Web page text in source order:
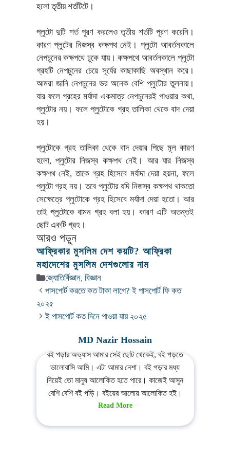
হলো তৃতীয় শর্তটিটে।
প্লুটো দুটি শর্ত পূরণ করলেও তৃতীয় শর্তটি পূরণ করেনি।
কারণ প্লুটের নিজস্ব কক্ষপথ নেই। প্লুটো আবর্তনকালে
নেপচুনের কক্ষপথে ঢুকে যায়। কক্ষপথে আবর্তনকালে প্লুটো
গ্রহটি নেপচুনের চেয়ে সূর্যের কাছাকাছি অবস্থান করে।
আমরা জানি নেপচুনের ভর অনেক বেশি প্লুটোর তুলনায়।
যার ফলে গ্রহের মর্যাদা একমাত্র নেপচুনেরই পাওয়ার কথা,
প্লুটোর নয়। ফলে প্লুটোকে গ্রহ তালিকা থেকে বাদ দেয়া
হয়।
প্লুটোকে গ্রহ তালিকা থেকে বাদ দেয়ার পিছে মূল কারণ
হলো, প্লুটোর নিজস্ব কক্ষপথ নেই। আর যার নিজস্ব
কক্ষপথ নেই, তাকে গ্রহ হিসেবে মর্যাদা দেয়া হয়না, ফলে
প্লুটো গ্রহ নয়। তবে প্লুটোর যদি নিজস্ব কক্ষপথ থাকতো
সেক্ষেত্রে প্লুটোকে গ্রহ হিসেবে মর্যাদা দেয়া হতো। আর
তাই প্লুটোকে বামন গ্রহ বলা হয়। কারণ এটি অতন্তই
ছোট একটি গ্রহ।
আরও পড়ুন
আফ্রিকার মুসলিম দেশ কয়টি? আফ্রিকা
মহাদেশের মুসলিম দেশগুলোর নাম
Categories
জ্যোতির্বিজ্ঞান, বিজ্ঞান
পাসপোর্ট করতে কত টাকা লাগে? ই পাসপোর্ট ফি কত
২০২৫
ই পাসপোর্ট কত দিনে পাওয়া যায় ২০২৫
MD Nazir Hossain
বই পড়ার অভ্যাস আমার সেই ছোট থেকেই, বই পড়তে
ভালোবাসি আমি। এটা আমার নেশা। বই পড়ার মধ্য
দিয়েই তো মানুষ আলোকিত হতে পারে। কাজেই আসুন
বেশি বেশি বই পড়ি। বইয়ের আলোয় আলোকিত হই।
Read More